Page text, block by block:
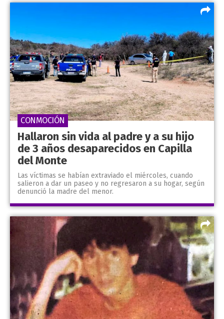
Hallaron sin vida al padre y a su hijo
de 3 años desaparecidos en Capilla
del Monte
Las víctimas se habían extraviado el miércoles, cuando
salieron a dar un paseo y no regresaron a su hogar, según
denunció la madre del menor.
CONMOCIÓN